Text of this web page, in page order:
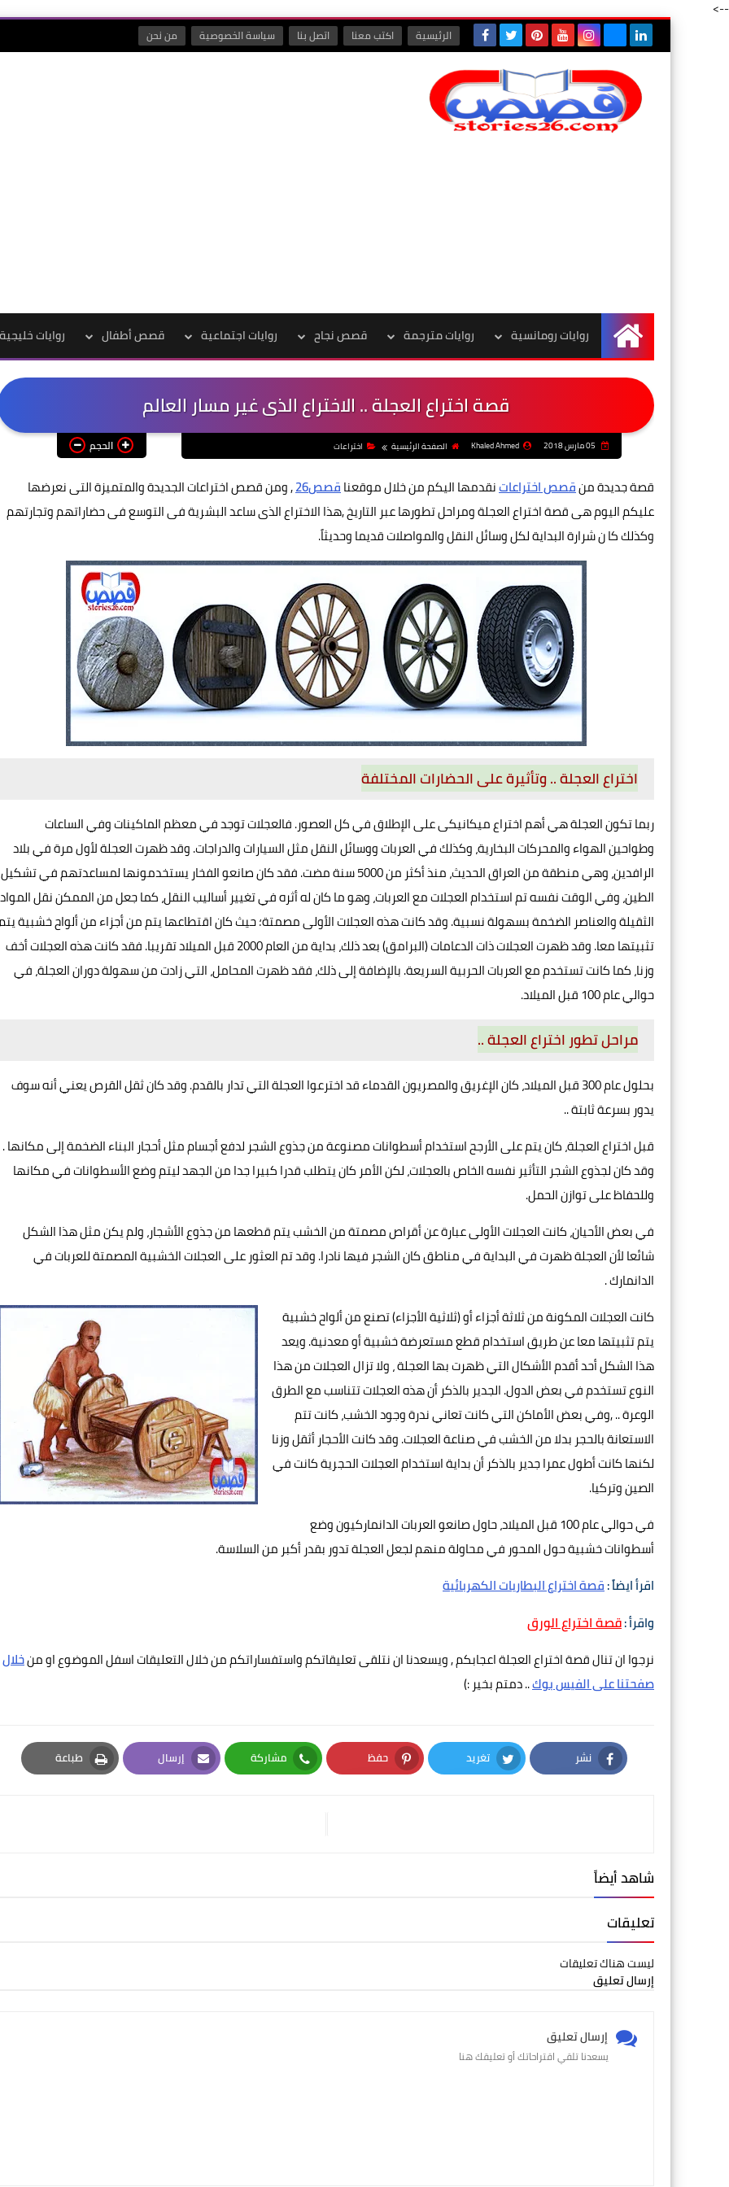
-->
الرئيسية اكتب معنا اتصل بنا سياسة الخصوصية من نحن
الرئيسية
روايات رومانسية روايات مترجمة قصص نجاح روايات اجتماعية قصص أطفال روايات خليجية
قصة اختراع العجلة .. الاختراع الذى غير مسار العالم
Khaled Ahmed الصفحة الرئيسية اختراعات الحجم
قصة جديدة منقصص اختراعاتنقدمها اليكم من خلال موقعناقصص26
, ومن قصص اختراعات الجديدة والمتميزة التى نعرضها
عليكم اليوم هى قصة اختراع العجلة ومراحل تطورها عبر التاريخ ,هذا الاختراع الذى ساعد البشرية فى التوسع فى حضاراتهم وتجارتهم
وكذلك كا ن شرارة البداية لكل وسائل النقل والمواصلات قديما وحديثاً.
اختراع العجلة .. وتأثيرة على الحضارات المختلفة
ربما تكون العجلة هي أهم اختراع میکانیکی على الإطلاق في كل العصور. فالعجلات توجد في معظم الماكينات وفي الساعات
وطواحين الهواء والمحركات البخارية، وكذلك في العربات ووسائل النقل مثل السيارات والدراجات. وقد ظهرت العجلة لأول مرة في بلاد
الرافدين، وهي منطقة من العراق الحديث، منذ أكثر من 5000 سنة مضت. فقد كان صانعو الفخار يستخدمونها لمساعدتهم في تشكيل
الطين، وفي الوقت نفسه تم استخدام العجلات مع العربات، وهو ما كان له أثره في تغيير أساليب النقل، كما جعل من الممكن نقل المواد
الثقيلة والعناصر الضخمة بسهولة نسبية. وقد كانت هذه العجلات الأولى مصمتة؛ حيث كان اقتطاعها يتم من أجزاء من ألواح خشبية
تثبيتها معا. وقد ظهرت العجلات ذات الدعامات (البرامق) بعد ذلك، بداية من العام 2000 قبل الميلاد تقريبا. فقد كانت هذه العجلات أخف
وزنا، كما كانت تستخدم مع العربات الحربية السريعة. بالإضافة إلى ذلك، فقد ظهرت المحامل، التي زادت من سهولة دوران العجلة، في
حوالي عام 100 قبل الميلاد.
مراحل تطور اختراع العجلة ..
بحلول عام 300 قبل الميلاد، كان الإغريق والمصريون القدماء قد اخترعوا العجلة التي تدار بالقدم. وقد كان ثقل القرص يعني أنه سوف
يدور بسرعة ثابتة ..
قبل اختراع العجلة، كان يتم على الأرجح استخدام أسطوانات مصنوعة من جذوع الشجر لدفع أجسام مثل أحجار البناء الضخمة إلى مكانها .
وقد كان لجذوع الشجر التأثير نفسه الخاص بالعجلات، لكن الأمر كان يتطلب قدرا كبيرا جدا من الجهد ليتم وضع الأسطوانات في مكانها
وللحفاظ على توازن الحمل.
في بعض الأحيان، كانت العجلات الأولى عبارة عن أقراص مصمتة من الخشب يتم قطعها من جذوع الأشجار، ولم يكن مثل هذا الشكل
شائعا لأن العجلة ظهرت في البداية في مناطق كان الشجر فيها نادرا. وقد تم العثور على العجلات الخشبية المصمتة للعربات في
الدانمارك .
كانت العجلات المكونة من ثلاثة أجزاء أو (ثلاثية الأجزاء) تصنع من ألواح خشبية
يتم تثبيتها معا عن طريق استخدام قطع مستعرضة خشبية أو معدنية. ويعد
هذا الشكل أحد أقدم الأشكال التي ظهرت بها العجلة ، ولا تزال العجلات من هذا
النوع تستخدم في بعض الدول. الجدير بالذكر أن هذه العجلات تتناسب مع الطرق
الوعرة .. ,وفي بعض الأماكن التي كانت تعاني ندرة وجود الخشب، كانت تتم
الاستعانة بالحجر بدلا من الخشب في صناعة العجلات. وقد كانت الأحجار أثقل وزنا
لكنها كانت أطول عمرا جدير بالذكر أن بداية استخدام العجلات الحجرية كانت في
الصين وتركيا.
في حوالي عام 100 قبل الميلاد، حاول صانعو العربات الدانماركيون وضع
أسطوانات خشبية حول المحور في محاولة منهم لجعل العجلة تدور بقدر أكبر من السلاسة.
اقرأ ايضاً :قصة اختراع البطاريات الكهربائية
واقرأ :قصة اختراع الورق
نرجوا ان تنال قصة اختراع العجلة اعجابكم , ويسعدنا ان نتلقى تعليقاتكم واستفساراتكم من خلال التعليقات اسفل الموضوع او منخلال
صفحتنا على الفيس بوك.. دمتم بخير :)
نشر
Facebook
تغريد
Twitter
حفظ
Pinterest
مشاركة
Whatsapp
إرسال
Email
طباعة
Print
شاهد أيضاً
تعليقات
ليست هناك تعليقات
إرسال تعليق
إرسال تعليق
يسعدنا تلقي اقتراحاتك أو تعليقك هنا